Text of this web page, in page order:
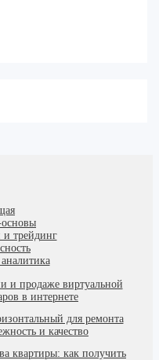
трейдинг
и продаже виртуальной
в интернете
для ремонта
и качество
квартиры: как получить